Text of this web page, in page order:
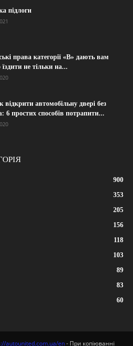
підлоги
права категорії «B» дають вам
не тільки на...
відкрити автомобільну двері без
6 простих способів потрапити...
900
353
205
156
118
103
89
83
60
autounited.com.ua/en- При копіюванні